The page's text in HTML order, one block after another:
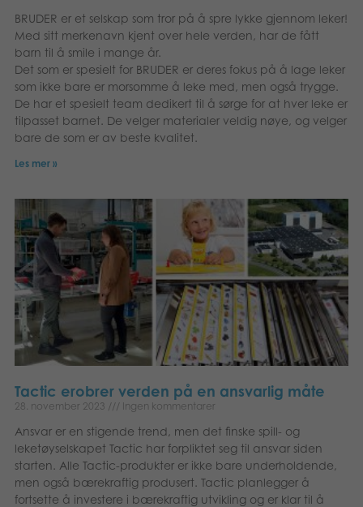
BRUDER er et selskap som tror på å spre lykke gjennom leker!
Med sitt merkenavn kjent over hele verden, har de fått
barn til å smile i mange år.
Det som er spesielt for BRUDER er deres fokus på å lage leker
som ikke bare er morsomme å leke med, men også trygge.
De har et spesielt team dedikert til å sørge for at hver leke er
tilpasset barnet. De velger materialer veldig nøye, og velger
bare de som er av beste kvalitet.
Les mer »
Tactic erobrer verden på en ansvarlig måte
28. november 2023 Ingen kommentarer
Ansvar er en stigende trend, men det finske spill- og
leketøyselskapet Tactic har forpliktet seg til ansvar siden
starten. Alle Tactic-produkter er ikke bare underholdende,
men også bærekraftig produsert. Tactic planlegger å
fortsette å investere i bærekraftig utvikling og er klar til å